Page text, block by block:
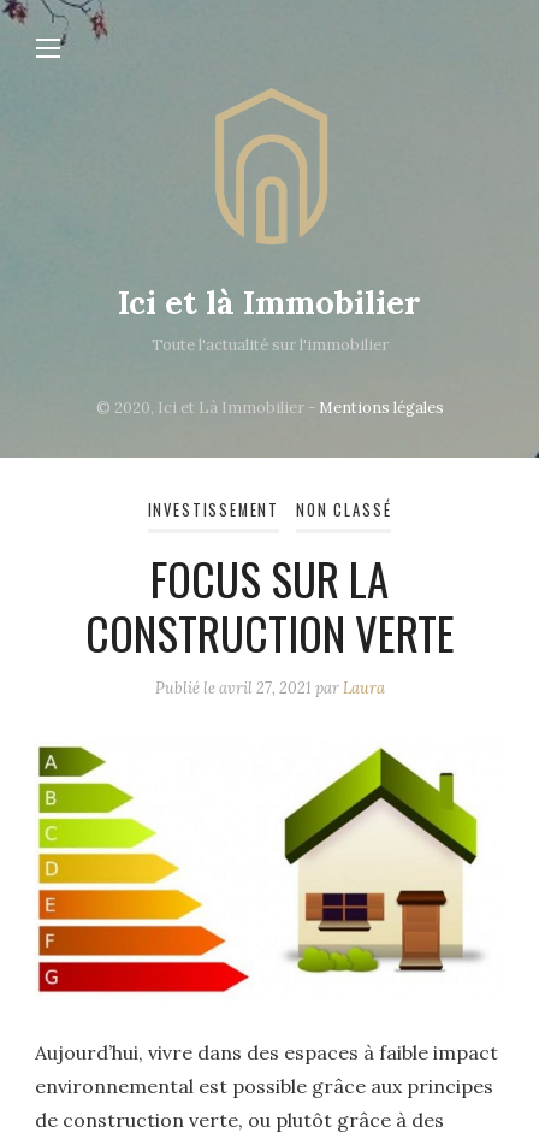
Ici et là Immobilier
Toute l'actualité sur l'immobilier
© 2020, Ici et Là Immobilier - Mentions légales
INVESTISSEMENT NON CLASSÉ
FOCUS SUR LA
CONSTRUCTION VERTE
Publié leavril 27, 2021 parLaura
Aujourd’hui, vivre dans des espaces à faible impact
environnemental est possible grâce aux principes
de construction verte, ou plutôt grâce à des